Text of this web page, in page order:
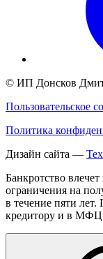
© ИП Донсков
Пользовательское
Политика
Дизайн сайта —
Банкротство
ограничения на
в течение пяти лет.
кредитору и в